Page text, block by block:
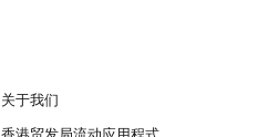
关于我们